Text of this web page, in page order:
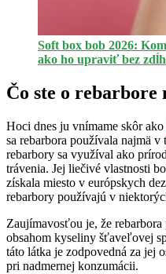
Soft box bob 2026:
ako ho upraviť bez
Čo ste o rebarbore
Hoci dnes ju vnímame skôr ako
sa rebarbora používala najmä
rebarbory sa využíval ako
trávenia. Jej liečivé vlastnosti
získala miesto v európskych
rebarbory používajú v
Zaujímavosťou je, že
obsahom kyseliny šťaveľovej
táto látka je zodpovedná za jej
pri nadmernej konzumácii.